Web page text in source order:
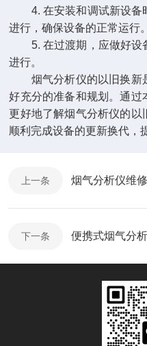
4. 在安装和调试新设备
进行，确保设备的正常运行。
5. 在过渡期，应做好设
进行。
烟气分析仪的以旧换新
好充分的准备和规划。通过
更好地了解烟气分析仪的
顺利完成设备的更新换代，
上一条 烟气分析仪维
下一条